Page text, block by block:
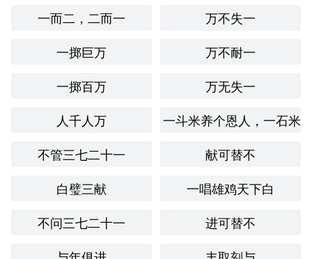
“光阴虚度”让我联想到时间的流逝和青春的短暂，这种感受
间管理，努力让每一天都过得充实而有意义。
个人应用
过程中，有时会感到迷茫，时常会用“光阴虚度”来
提醒自己，督促自己制定学
计划，确保不浪费时间。这种自
我警醒让我在面对挑战时更加坚定。
一而二，二而一
万不失一
一掷巨万
万不耐一
一掷百万
万无失一
人千人万
一斗米养个恩人，一石米
不管三七二十一
献可替不
白璧三献
一唱雄鸡天下白
不问三七二十一
进可替不